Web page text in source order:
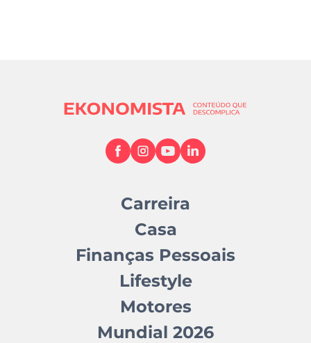
Carreira
Casa
Finanças Pessoais
Lifestyle
Motores
Mundial 2026